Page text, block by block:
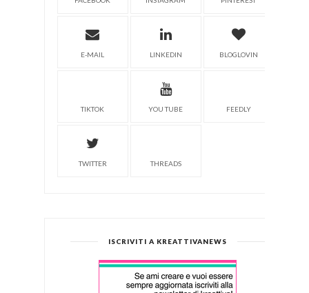
E-MAIL LINKEDIN BLOGLOVIN
TIKTOK YOU TUBE FEEDLY
TWITTER THREADS
ISCRIVITI A KREATTIVANEWS